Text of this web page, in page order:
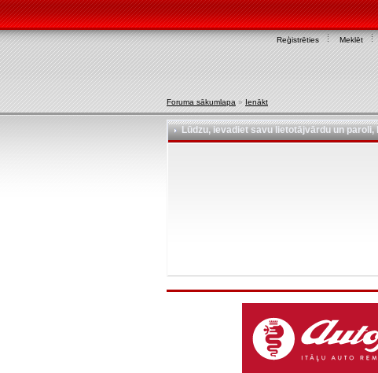
Reģistrēties Meklēt
Foruma sākumlapa » Ienākt
Lūdzu, ievadiet savu lietotājvārdu un paroli,